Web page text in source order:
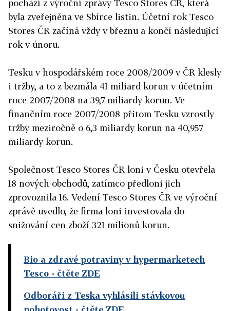
pochází z výroční zprávy Tesco Stores ČR, která
byla zveřejněna ve Sbírce listin. Účetní rok Tesco
Stores ČR začíná vždy v březnu a končí následující
rok v únoru.
Tesku v hospodářském roce 2008/2009 v ČR klesly
i tržby, a to z bezmála 41 miliard korun v účetním
roce 2007/2008 na 39,7 miliardy korun. Ve
finančním roce 2007/2008 přitom Tesku vzrostly
tržby meziročně o 6,3 miliardy korun na 40,957
miliardy korun.
Společnost Tesco Stores ČR loni v Česku otevřela
18 nových obchodů, zatímco předloni jich
zprovoznila 16. Vedení Tesco Stores ČR ve výroční
zprávě uvedlo, že firma loni investovala do
snižování cen zboží 321 milionů korun.
Bio a zdravé potraviny v hypermarketech
Tesco - čtěte ZDE
Odboráři z Teska vyhlásili stávkovou